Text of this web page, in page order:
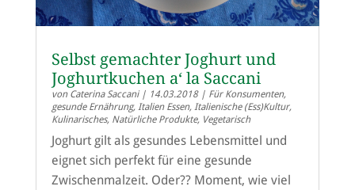
Selbst gemachter Joghurt und
Joghurtkuchen a‘ la Saccani
von Caterina Saccani| 14.03.2018| Für Konsumenten,
gesunde Ernährung, Italien Essen, Italienische (Ess)Kultur,
Kulinarisches, Natürliche Produkte, Vegetarisch
Joghurt gilt als gesundes Lebensmittel und
eignet sich perfekt für eine gesunde
Zwischenmalzeit. Oder?? Moment, wie viel